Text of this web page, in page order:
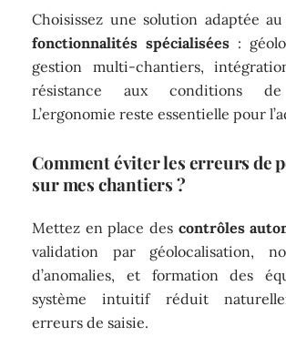
Choisissez une solution adaptée au
fonctionnalités spécialisées :
gestion multi-chantiers,
résistance aux conditions
L’ergonomie reste essentielle pour
Comment éviter les erreurs de
sur mes chantiers ?
Mettez en place des contrôles
validation par géolocalisation,
d’anomalies, et formation des
système intuitif réduit
erreurs de saisie.